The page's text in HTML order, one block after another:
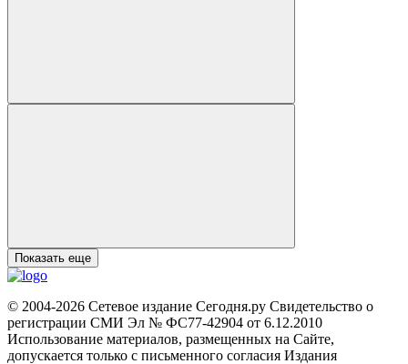
Показать еще
© 2004-2026 Сетевое издание Сегодня.ру Свидетельство о
регистрации СМИ Эл № ФС77-42904 от 6.12.2010
Использование материалов, размещенных на Сайте,
допускается только с письменного согласия Издания